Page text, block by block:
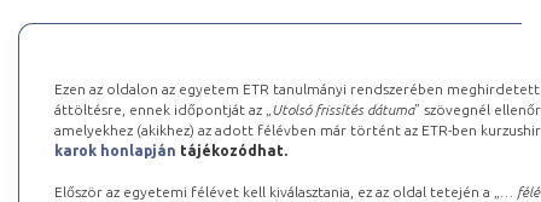
Ezen az oldalon az egyetem ETR tanulmányi rendszerében
áttöltésre, ennek időpontját az „ Utolsó frissítés dátuma” szövegnél
amelyekhez (akikhez) az adott félévben már történt az ETR-ben
karok honlapján tájékozódhat.
Először az egyetemi félévet kell kiválasztania, ez az oldal tetején a „
…